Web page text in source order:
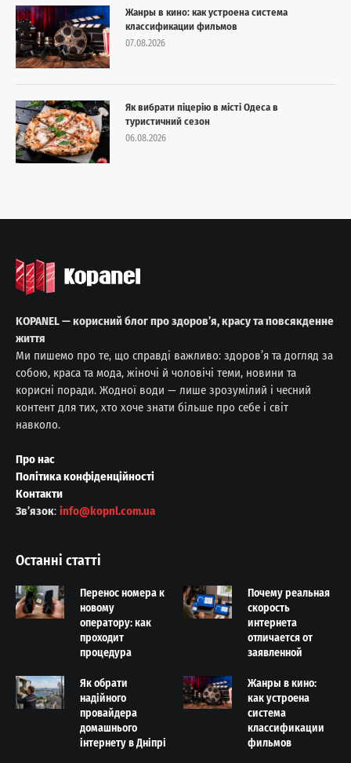
Жанры в кино: как устроена система
классификации фильмов
07.08.2026
Як вибрати піцерію в місті Одеса в
туристичний сезон
06.08.2026
KOPANEL — корисний блог про здоров’я, красу та повсякденне
життя
Ми пишемо про те, що справді важливо: здоров’я та догляд за
собою, краса та мода, жіночі й чоловічі теми, новини та
корисні поради. Жодної води — лише зрозумілий і чесний
контент для тих, хто хоче знати більше про себе і світ
навколо.
Про нас
Політика конфіденційності
Контакти
Звʼязок: info@kopnl.com.ua
Останні статті
Перенос номера к
новому
оператору: как
проходит
процедура
Почему реальная
скорость
интернета
отличается от
заявленной
Як обрати
надійного
провайдера
домашнього
інтернету в Дніпрі
Жанры в кино:
как устроена
система
классификации
фильмов